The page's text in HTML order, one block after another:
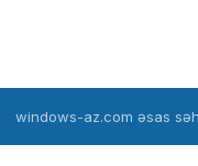
windows-az.com əsas